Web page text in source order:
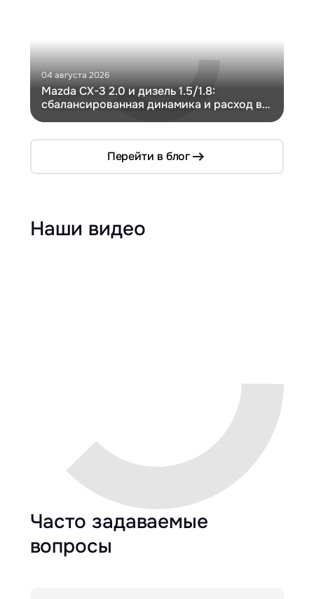
04 августа 2026
Mazda CX-3 2.0 и дизель 1.5/1.8:
сбалансированная динамика и расход в
Перейти в блог
Наши видео
Часто задаваемые
вопросы